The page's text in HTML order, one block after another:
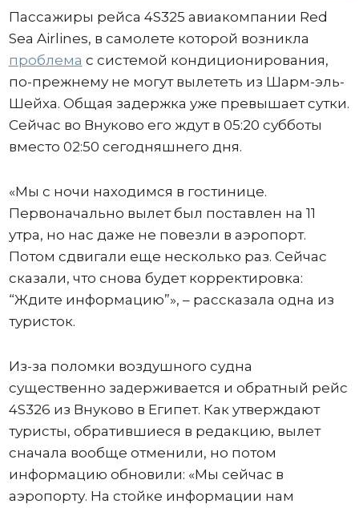
Пассажиры рейса 4S325 авиакомпании Red
Sea Airlines, в самолете которой возникла
проблема с системой кондиционирования,
по-прежнему не могут вылететь из Шарм-эль-
Шейха. Общая задержка уже превышает сутки.
Сейчас во Внуково его ждут в 05:20 субботы
вместо 02:50 сегодняшнего дня.
«Мы с ночи находимся в гостинице.
Первоначально вылет был поставлен на 11
утра, но нас даже не повезли в аэропорт.
Потом сдвигали еще несколько раз. Сейчас
сказали, что снова будет корректировка:
“Ждите информацию”», – рассказала одна из
туристок.
Из-за поломки воздушного судна
существенно задерживается и обратный рейс
4S326 из Внуково в Египет. Как утверждают
туристы, обратившиеся в редакцию, вылет
сначала вообще отменили, но потом
информацию обновили: «Мы сейчас в
аэропорту. На стойке информации нам